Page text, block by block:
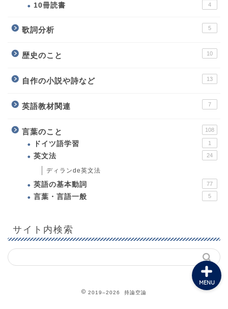
10冊読書 4
歌詞分析 5
歴史のこと 10
自作の小説や詩など 13
英語教材関連 7
言葉のこと 108
ドイツ語学習 1
英文法 24
ディランde英文法
英語の基本動詞 77
言葉・言語一般 5
サイト内検索
2019–2026 持論空論
MENU